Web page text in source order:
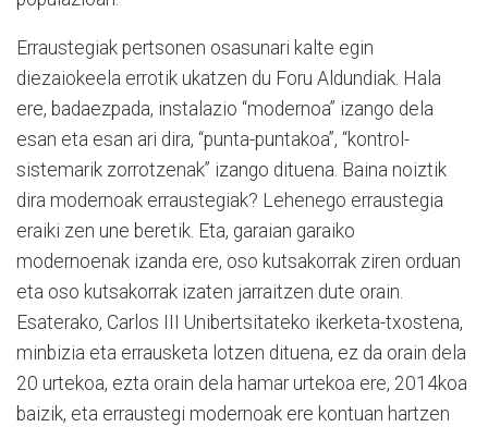
Erraustegiak pertsonen osasunari kalte egin
diezaiokeela errotik ukatzen du Foru Aldundiak. Hala
ere, badaezpada, instalazio “modernoa” izango dela
esan eta esan ari dira, “punta-puntakoa”, “kontrol-
sistemarik zorrotzenak” izango dituena. Baina noiztik
dira modernoak erraustegiak? Lehenego erraustegia
eraiki zen une beretik. Eta, garaian garaiko
modernoenak izanda ere, oso kutsakorrak ziren orduan
eta oso kutsakorrak izaten jarraitzen dute orain.
Esaterako, Carlos III Unibertsitateko ikerketa-txostena,
minbizia eta errausketa lotzen dituena, ez da orain dela
20 urtekoa, ezta orain dela hamar urtekoa ere, 2014koa
baizik, eta erraustegi modernoak ere kontuan hartzen